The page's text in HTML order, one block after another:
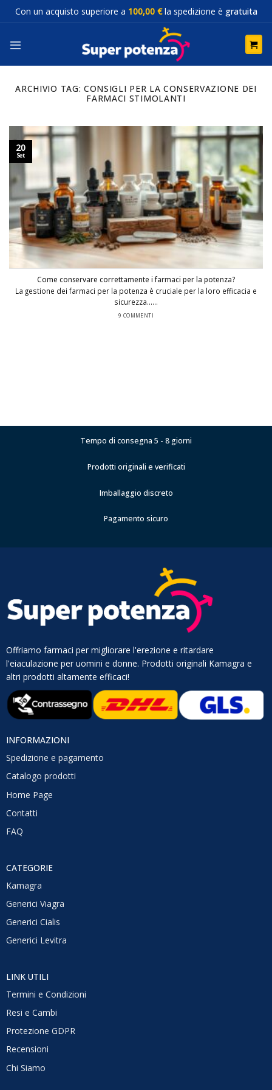
SaltaCon un acquisto superiore a 100,00 €la spedizione è gratuita
ARCHIVIO TAG: CONSIGLI PER LA CONSERVAZIONE DEI
FARMACI STIMOLANTI
Come conservare correttamente i farmaci per la potenza?
La gestione dei farmaci per la potenza è cruciale per la loro efficacia e
sicurezza......
9 COMMENTI
20
Set
Tempo di consegna 5 - 8 giorni
Prodotti originali e verificati
Imballaggio discreto
Pagamento sicuro
Offriamo farmaci per migliorare l'erezione e ritardare
l'eiaculazione per uomini e donne. Prodotti originali Kamagra e
altri prodotti altamente efficaci!
INFORMAZIONI
Spedizione e pagamento
Catalogo prodotti
Home Page
Contatti
FAQ
CATEGORIE
Kamagra
Generici Viagra
Generici Cialis
Generici Levitra
LINK UTILI
Termini e Condizioni
Resi e Cambi
Protezione GDPR
Recensioni
Chi Siamo